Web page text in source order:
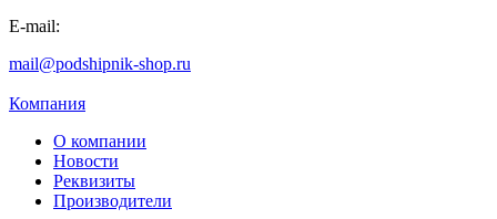
E-mail:
mail@podshipnik-shop.ru
Компания
О компании
Новости
Реквизиты
Производители